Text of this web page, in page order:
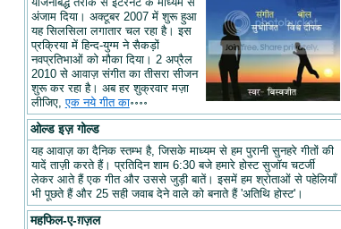
अंजाम दिया। अक्टूबर 2007 में शुरू हुआ
यह सिलसिला लगातार चल रहा है। इस
प्रक्रिया में हिन्द-युग्म ने सैकड़ों
नवप्रतिभाओं को मौका दिया। 2 अप्रैल
2010 से आवाज़ संगीत का तीसरा सीजन
शुरू कर रहा है। अब हर शुक्रवार मज़ा
लीजिए,एक नये गीत का॰॰॰॰
ओल्ड इज़ गोल्ड
यह आवाज़ का दैनिक स्तम्भ है, जिसके माध्यम से हम पुरानी सुनहरे गीतों की
यादें ताज़ी करते हैं। प्रतिदिन शाम 6:30 बजे हमारे होस्ट सुजॉय चटर्जी
लेकर आते हैं एक गीत और उससे जुड़ी बातें। इसमें हम श्रोताओं से पहेलियाँ
भी पूछते हैं और 25 सही जवाब देने वाले को बनाते हैं 'अतिथि होस्ट'।
महफिल-ए-ग़ज़ल